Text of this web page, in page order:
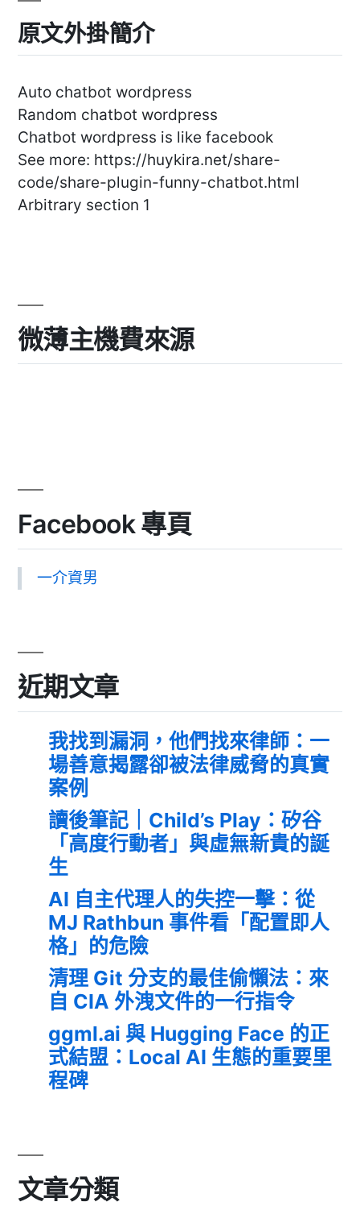
原文外掛簡介
Auto chatbot wordpress
Random chatbot wordpress
Chatbot wordpress is like facebook
See more: https://huykira.net/share-
code/share-plugin-funny-chatbot.html
Arbitrary section 1
微薄主機費來源
Facebook 專頁
一介資男
近期文章
我找到漏洞，他們找來律師：一
場善意揭露卻被法律威脅的真實
案例
讀後筆記｜Child’s Play：矽谷
「高度行動者」與虛無新貴的誕
生
AI 自主代理人的失控一擊：從
MJ Rathbun 事件看「配置即人
格」的危險
清理 Git 分支的最佳偷懶法：來
自 CIA 外洩文件的一行指令
ggml.ai 與 Hugging Face 的正
式結盟：Local AI 生態的重要里
程碑
文章分類